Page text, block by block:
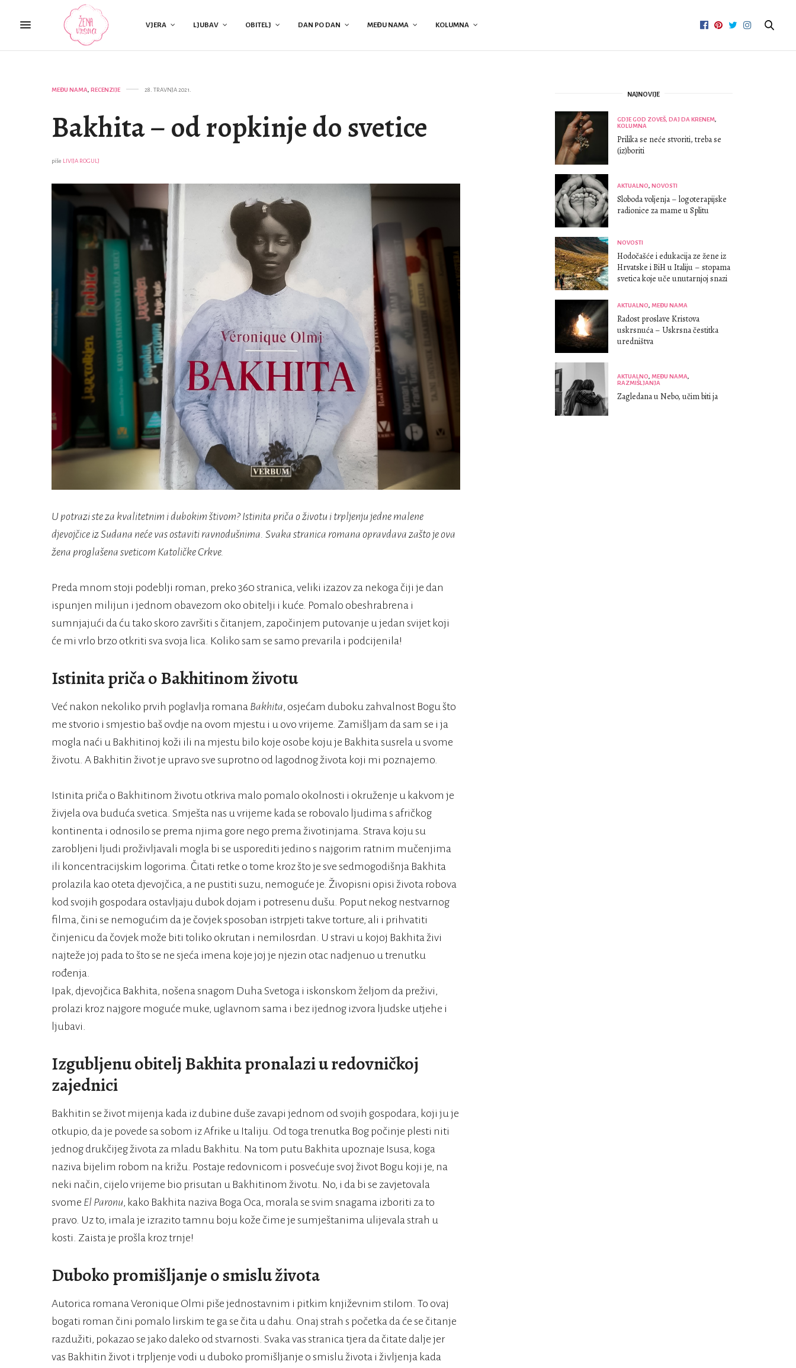
VJERA LJUBAV OBITELJ DAN PO DAN MEĐU NAMA KOLUMNA
MEĐU NAMA, RECENZIJE 28. TRAVNJA 2021.
Bakhita – od ropkinje do svetice
piše LIVIJA ROGULJ
U potrazi ste za kvalitetnim i dubokim štivom? Istinita priča o životu i trpljenju jedne malene
djevojčice iz Sudana neće vas ostaviti ravnodušnima. Svaka stranica romana opravdava zašto je ova
žena proglašena sveticom Katoličke Crkve.
Preda mnom stoji podeblji roman, preko 360 stranica, veliki izazov za nekoga čiji je dan
ispunjen milijun i jednom obavezom oko obitelji i kuće. Pomalo obeshrabrena i
sumnjajući da ću tako skoro završiti s čitanjem, započinjem putovanje u jedan svijet koji
će mi vrlo brzo otkriti sva svoja lica. Koliko sam se samo prevarila i podcijenila!
Istinita priča o Bakhitinom životu
Već nakon nekoliko prvih poglavlja romana Bakhita, osjećam duboku zahvalnost Bogu što
me stvorio i smjestio baš ovdje na ovom mjestu i u ovo vrijeme. Zamišljam da sam se i ja
mogla naći u Bakhitinoj koži ili na mjestu bilo koje osobe koju je Bakhita susrela u svome
životu. A Bakhitin život je upravo sve suprotno od lagodnog života koji mi poznajemo.
Istinita priča o Bakhitinom životu otkriva malo pomalo okolnosti i okruženje u kakvom je
živjela ova buduća svetica. Smješta nas u vrijeme kada se robovalo ljudima s afričkog
kontinenta i odnosilo se prema njima gore nego prema životinjama. Strava koju su
zarobljeni ljudi proživljavali mogla bi se usporediti jedino s najgorim ratnim mučenjima
ili koncentracijskim logorima. Čitati retke o tome kroz što je sve sedmogodišnja Bakhita
prolazila kao oteta djevojčica, a ne pustiti suzu, nemoguće je. Živopisni opisi života robova
kod svojih gospodara ostavljaju dubok dojam i potresenu dušu. Poput nekog nestvarnog
filma, čini se nemogućim da je čovjek sposoban istrpjeti takve torture, ali i prihvatiti
činjenicu da čovjek može biti toliko okrutan i nemilosrdan. U stravi u kojoj Bakhita živi
najteže joj pada to što se ne sjeća imena koje joj je njezin otac nadjenuo u trenutku
rođenja.
Ipak, djevojčica Bakhita, nošena snagom Duha Svetoga i iskonskom željom da preživi,
prolazi kroz najgore moguće muke, uglavnom sama i bez ijednog izvora ljudske utjehe i
ljubavi.
Izgubljenu obitelj Bakhita pronalazi u redovničkoj
zajednici
Bakhitin se život mijenja kada iz dubine duše zavapi jednom od svojih gospodara, koji ju je
otkupio, da je povede sa sobom iz Afrike u Italiju. Od toga trenutka Bog počinje plesti niti
jednog drukčijeg života za mladu Bakhitu. Na tom putu Bakhita upoznaje Isusa, koga
naziva bijelim robom na križu. Postaje redovnicom i posvećuje svoj život Bogu koji je, na
neki način, cijelo vrijeme bio prisutan u Bakhitinom životu. No, i da bi se zavjetovala
svome El Paronu, kako Bakhita naziva Boga Oca, morala se svim snagama izboriti za to
pravo. Uz to, imala je izrazito tamnu boju kože čime je sumještanima ulijevala strah u
kosti. Zaista je prošla kroz trnje!
Duboko promišljanje o smislu života
Autorica romana Veronique Olmi piše jednostavnim i pitkim književnim stilom. To ovaj
bogati roman čini pomalo lirskim te ga se čita u dahu. Onaj strah s početka da će se čitanje
razdužiti, pokazao se jako daleko od stvarnosti. Svaka vas stranica tjera da čitate dalje jer
vas Bakhitin život i trpljenje vodi u duboko promišljanje o smislu života i življenja kada
NAJNOVIJE
GDJE GOD ZOVEŠ, DAJ DA KRENEM,
KOLUMNA
Prilika se neće stvoriti, treba se
(iz)boriti
AKTUALNO, NOVOSTI
Sloboda voljenja – logoterapijske
radionice za mame u Splitu
NOVOSTI
Hodočašće i edukacija ze žene iz
Hrvatske i BiH u Italiju – stopama
svetica koje uče unutarnjoj snazi
AKTUALNO, MEĐU NAMA
Radost proslave Kristova
uskrsnuća – Uskrsna čestitka
uredništva
AKTUALNO, MEĐU NAMA,
RAZMIŠLJANJA
Zagledana u Nebo, učim biti ja